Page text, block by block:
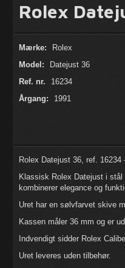
Rolex
Mærke:
Rolex
Model:
Datejust 36
Ref. nr.
16234
Årgang:
1991
Rolex Datejust 36, ref. 16234
Klassisk Rolex Datejust i
kombinerer elegance og
Uret har en sølvfarvet skive
Kassen måler 36 mm og er
Indvendigt sidder Rolex
Uret leveres uden tilbehør.